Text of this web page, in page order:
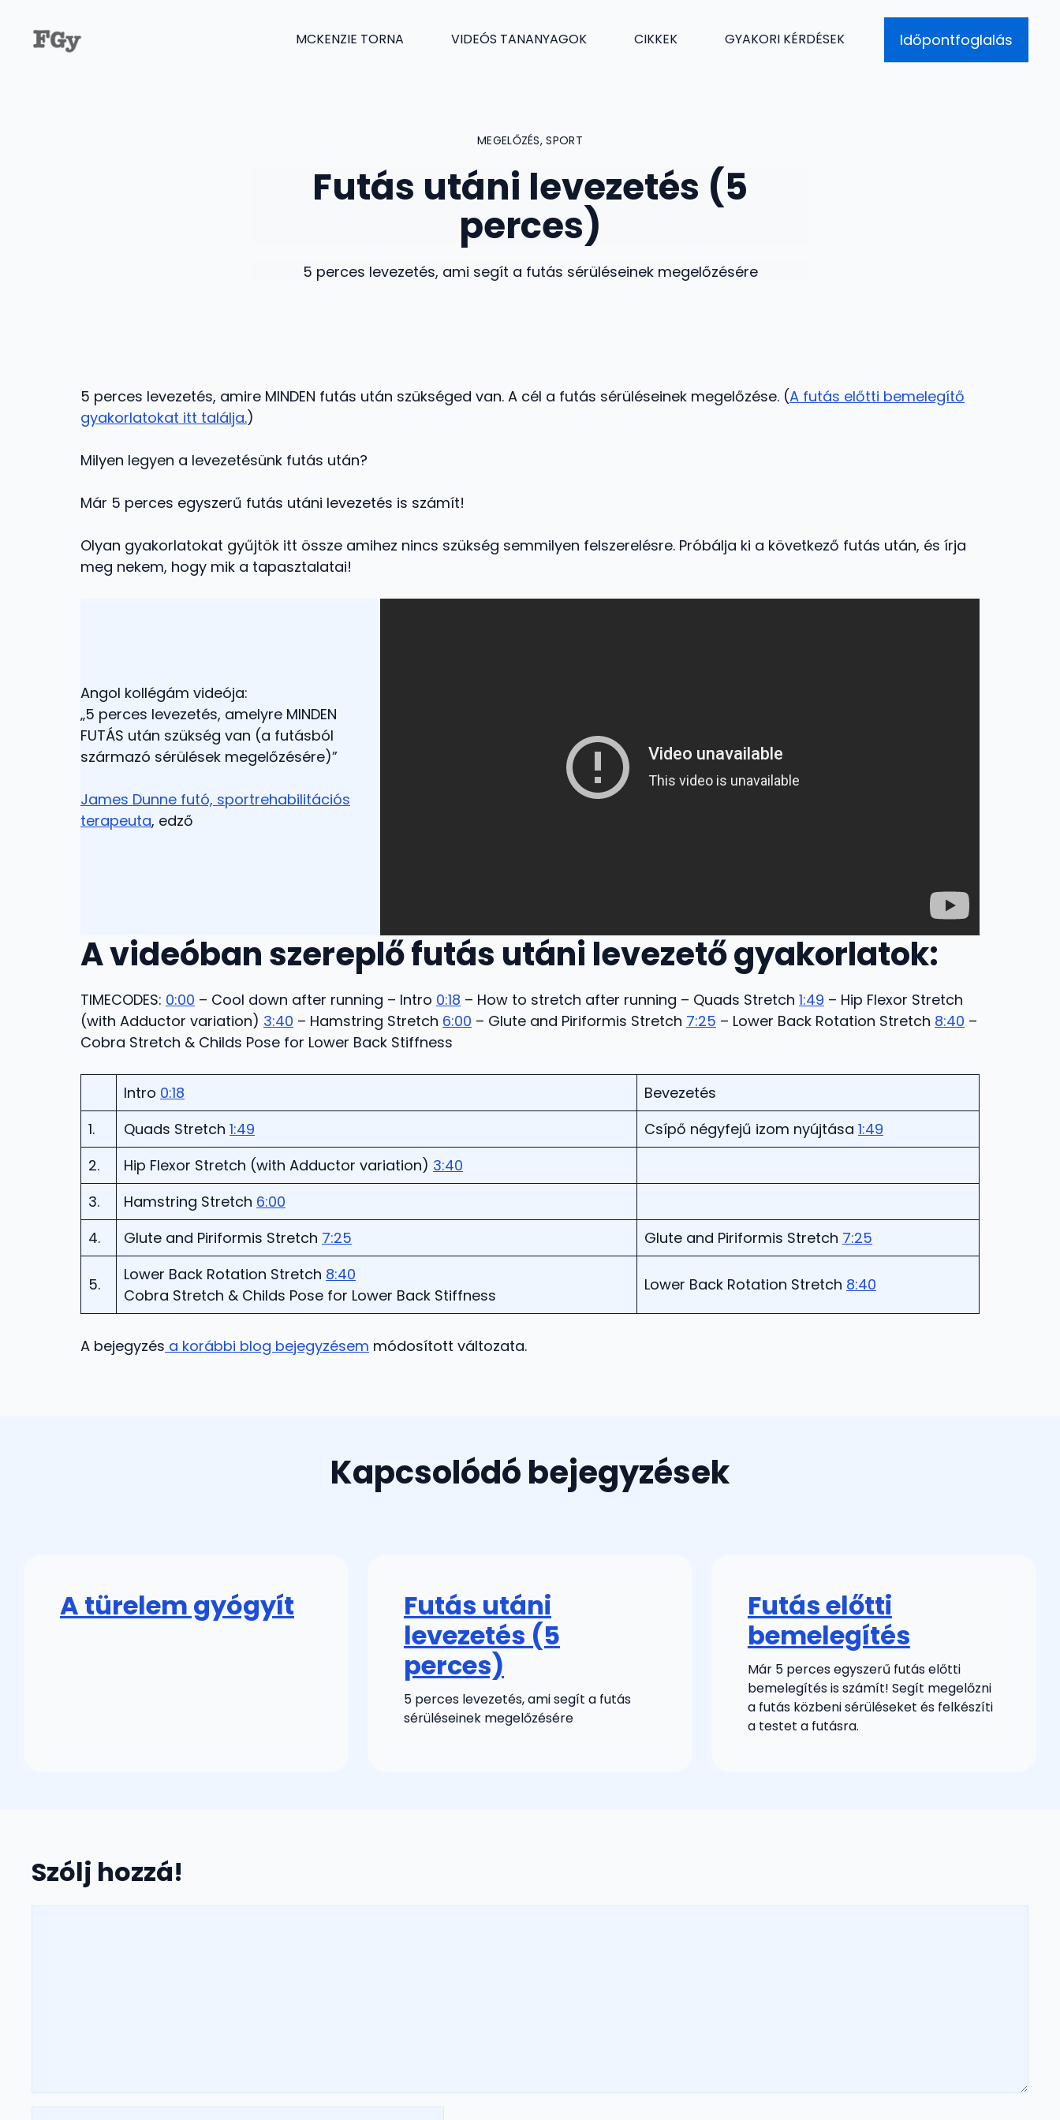
tartalomba
MCKENZIE TORNA VIDEÓS TANANYAGOK CIKKEK GYAKORI KÉRDÉSEK Időpontfoglalás
MEGELŐZÉS,SPORT
Futás utáni levezetés (5
perces)
5 perces levezetés, ami segít a futás sérüléseinek megelőzésére
5 perces levezetés, amire MINDEN futás után szükséged van. A cél a futás sérüléseinek megelőzése. (A futás előtti bemelegítő
gyakorlatokat itt találja.)
Milyen legyen a levezetésünk futás után?
Már 5 perces egyszerű futás utáni levezetés is számít!
Olyan gyakorlatokat gyűjtök itt össze amihez nincs szükség semmilyen felszerelésre. Próbálja ki a következő futás után, és írja
meg nekem, hogy mik a tapasztalatai!
Angol kollégám videója:
„5 perces levezetés, amelyre MINDEN
FUTÁS után szükség van (a futásból
származó sérülések megelőzésére)”
James Dunne futó, sportrehabilitációs
terapeuta, edző
A videóban szereplő futás utáni levezető gyakorlatok:
TIMECODES: 0:00 – Cool down after running – Intro 0:18 – How to stretch after running – Quads Stretch 1:49 – Hip Flexor Stretch
(with Adductor variation) 3:40 – Hamstring Stretch 6:00 – Glute and Piriformis Stretch 7:25 – Lower Back Rotation Stretch 8:40 –
Cobra Stretch & Childs Pose for Lower Back Stiffness
Intro 0:18
Bevezetés
1.
Quads Stretch 1:49 Csípő négyfejű izom nyújtása 1:49
2.
Hip Flexor Stretch (with Adductor variation) 3:40
3.
Hamstring Stretch 6:00
4.
Glute and Piriformis Stretch 7:25 Glute and Piriformis Stretch 7:25
5.
Lower Back Rotation Stretch 8:40
Cobra Stretch & Childs Pose for Lower Back Stiffness
Lower Back Rotation Stretch 8:40
A bejegyzés a korábbi blog bejegyzésem módosított változata.
Kapcsolódó bejegyzések
A türelem gyógyít
Futás utáni
levezetés (5
perces)
5 perces levezetés, ami segít a futás
sérüléseinek megelőzésére
Futás előtti
bemelegítés
Már 5 perces egyszerű futás előtti
bemelegítés is számít! Segít megelőzni
a futás közbeni sérüléseket és felkészíti
a testet a futásra.
Szólj hozzá!